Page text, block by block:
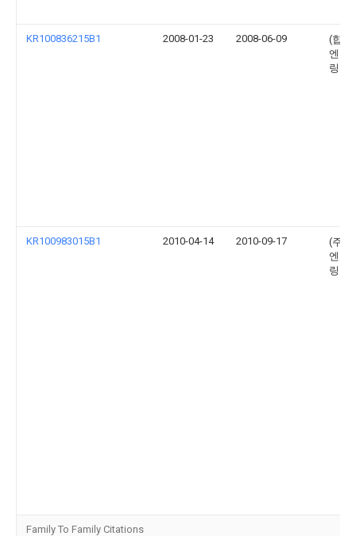
KR100836215B1 2008-01-23 2008-06-09
(합)
엔지
링
KR100983015B1 2010-04-14 2010-09-17
(주)
엔지
링
Family To Family Citations